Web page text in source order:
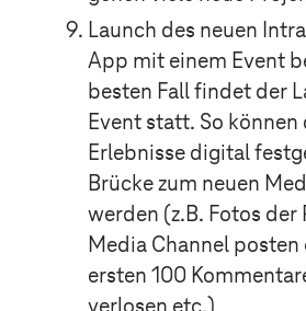
Launch des neuen
App mit einem Event
besten Fall findet der
Event statt. So können
Erlebnisse digital
Brücke zum neuen
werden (z.B. Fotos der
Media Channel
ersten 100